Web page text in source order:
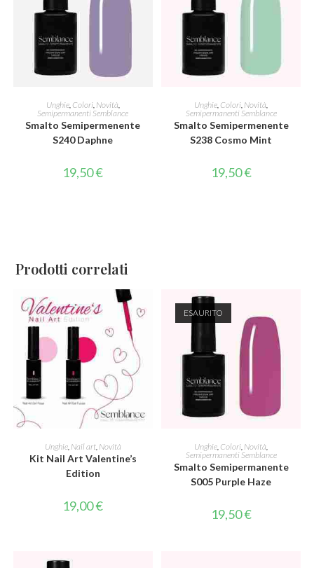
AGGIUNGI AL CARRELLO
Unghie, Colori, Novità,
Semipermanenti Semblance
Smalto Semipermenente
S240 Daphne
19,50€
AGGIUNGI AL CARRELLO
Unghie, Colori, Novità,
Semipermanenti Semblance
Smalto Semipermenente
S238 Cosmo Mint
19,50€
Prodotti correlati
AGGIUNGI AL CARRELLO
Unghie, Nail art, Novità
Kit Nail Art Valentine’s
Edition
19,00€
ESAURITO
LEGGI TUTTO
Unghie Colori Novità
Semipermanenti Semblance
Smalto Semipermanente
S005 Purple Haze
19,50€